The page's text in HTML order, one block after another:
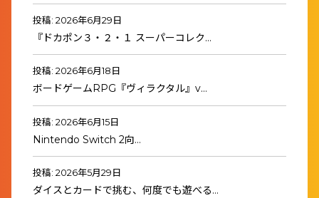
投稿: 2026年6月29日
『ドカポン３・２・１ スーパーコレク…
投稿: 2026年6月18日
ボードゲームRPG『ヴィラクタル』v…
投稿: 2026年6月15日
Nintendo Switch 2向…
投稿: 2026年5月29日
ダイスとカードで挑む、何度でも遊べる…